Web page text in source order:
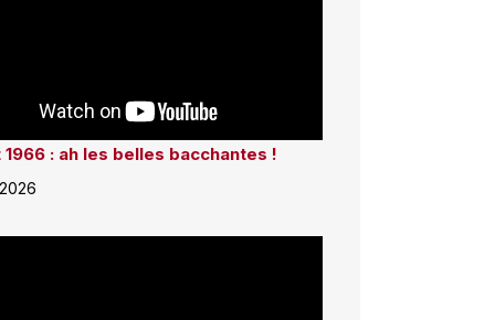
1966 : ah les belles bacchantes !